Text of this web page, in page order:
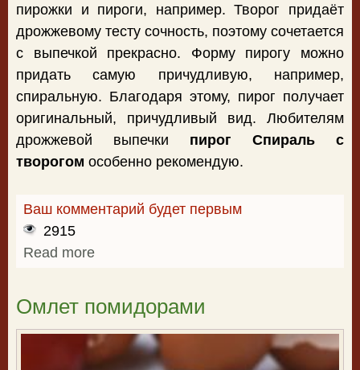
пирожки и пироги, например. Творог придаёт
дрожжевому тесту сочность, поэтому сочетается
с выпечкой прекрасно. Форму пирогу можно
придать самую причудливую, например,
спиральную. Благодаря этому, пирог получает
оригинальный, причудливый вид. Любителям
дрожжевой выпечки пирог Спираль с
творогом особенно рекомендую.
Ваш комментарий будет первым
2915
Read more
Омлет помидорами